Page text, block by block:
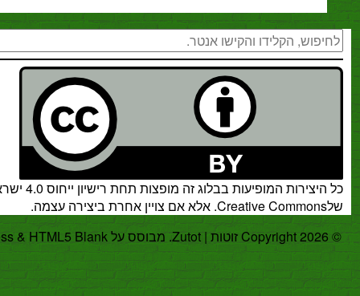
המופיעות בבלוג זה מופצות תחת
רישיון ייחוס 4.0 ישראל
.אלא אם צויין אחרת ביצירה עצמה.
WordPress&HTML5 Blank
.